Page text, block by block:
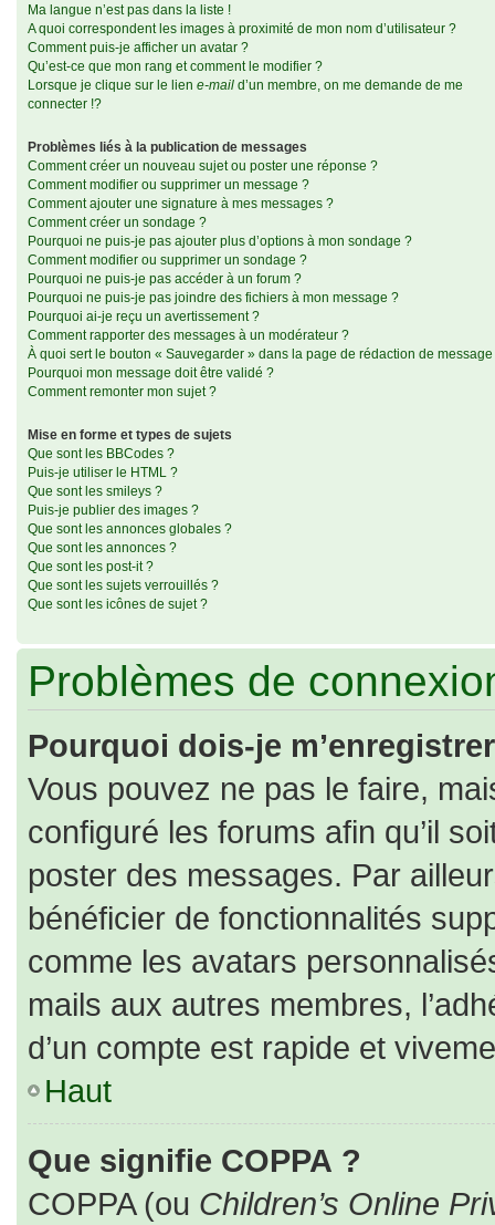
Ma langue n’est pas dans la liste !
A quoi correspondent les images à proximité de mon nom d’utilisateur ?
Comment puis-je afficher un avatar ?
Qu’est-ce que mon rang et comment le modifier ?
Lorsque je clique sur le lien e-mail d’un membre, on me demande de me
connecter !?
Problèmes liés à la publication de messages
Comment créer un nouveau sujet ou poster une réponse ?
Comment modifier ou supprimer un message ?
Comment ajouter une signature à mes messages ?
Comment créer un sondage ?
Pourquoi ne puis-je pas ajouter plus d’options à mon sondage ?
Comment modifier ou supprimer un sondage ?
Pourquoi ne puis-je pas accéder à un forum ?
Pourquoi ne puis-je pas joindre des fichiers à mon message ?
Pourquoi ai-je reçu un avertissement ?
Comment rapporter des messages à un modérateur ?
À quoi sert le bouton « Sauvegarder » dans la page de rédaction de message
Pourquoi mon message doit être validé ?
Comment remonter mon sujet ?
Mise en forme et types de sujets
Que sont les BBCodes ?
Puis-je utiliser le HTML ?
Que sont les smileys ?
Puis-je publier des images ?
Que sont les annonces globales ?
Que sont les annonces ?
Que sont les post-it ?
Que sont les sujets verrouillés ?
Que sont les icônes de sujet ?
Problèmes de
Pourquoi dois-je
Vous pouvez ne pas le faire,
configuré les forums afin qu’il
poster des messages. Par
bénéficier de fonctionnalités
comme les avatars
mails aux autres membres,
d’un compte est rapide et
Haut
Que signifie COPPA ?
COPPA (ou Children’s Online